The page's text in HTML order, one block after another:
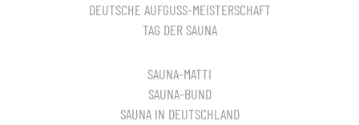
DEUTSCHE AUFGUSS-MEISTERSCHAFT
TAG DER SAUNA
SAUNA-MATTI
SAUNA-BUND
SAUNA IN DEUTSCHLAND